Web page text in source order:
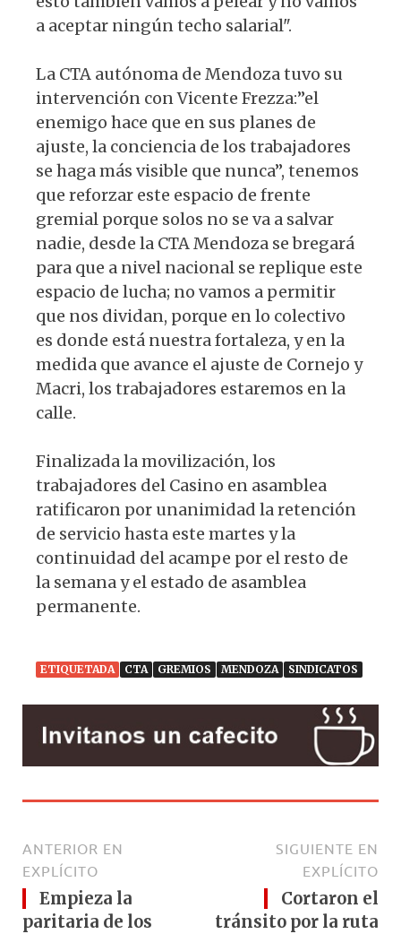
a aceptar ningún techo salarial".
La CTA autónoma de Mendoza tuvo su
intervención con Vicente Frezza:”el
enemigo hace que en sus planes de
ajuste, la conciencia de los trabajadores
se haga más visible que nunca”, tenemos
que reforzar este espacio de frente
gremial porque solos no se va a salvar
nadie, desde la CTA Mendoza se bregará
para que a nivel nacional se replique este
espacio de lucha; no vamos a permitir
que nos dividan, porque en lo colectivo
es donde está nuestra fortaleza, y en la
medida que avance el ajuste de Cornejo y
Macri, los trabajadores estaremos en la
calle.
Finalizada la movilización, los
trabajadores del Casino en asamblea
ratificaron por unanimidad la retención
de servicio hasta este martes y la
continuidad del acampe por el resto de
la semana y el estado de asamblea
permanente.
ETIQUETADA CTA GREMIOS MENDOZA SINDICATOS
ANTERIOR EN
EXPLÍCITO
Empieza la
paritaria de los
SIGUIENTE EN
EXPLÍCITO
Cortaron el
tránsito por la ruta